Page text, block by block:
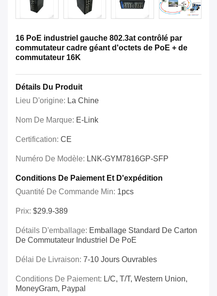
16 PoE industriel gauche 802.3at contrôlé par
commutateur cadre géant d'octets de PoE + de
commutateur 16K
Détails Du Produit
Lieu D'origine: La Chine
Nom De Marque: E-Link
Certification: CE
Numéro De Modèle: LNK-GYM7816GP-SFP
Conditions De Paiement Et D'expédition
Quantité De Commande Min: 1pcs
Prix: $29.9-389
Détails D'emballage: Emballage Standard De Carton
De Commutateur Industriel De PoE
Délai De Livraison: 7-10 Jours Ouvrables
Conditions De Paiement: L/C, T/T, Western Union,
MoneyGram, Paypal